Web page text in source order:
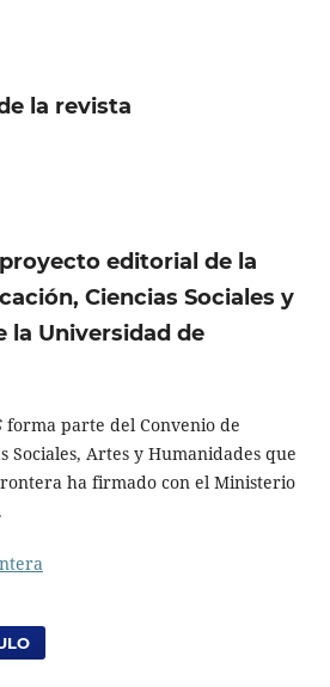
la revista
editorial de la
Ciencias Sociales y
la Universidad de
forma parte del Convenio de
Sociales, Artes y Humanidades que
ha firmado con el Ministerio